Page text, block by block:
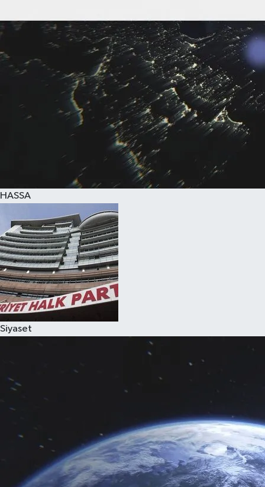
HASSA
Siyaset